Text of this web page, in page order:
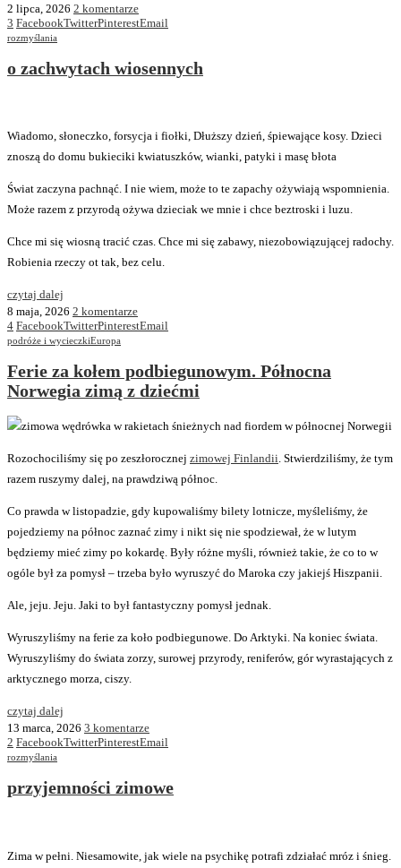
2 lipca, 2026 2 komentarze
3 FacebookTwitterPinterestEmail
rozmyślania
o zachwytach wiosennych
Wiadomo, słoneczko, forsycja i fiołki, Dłuższy dzień, śpiewające kosy. Dzieci
znoszą do domu bukieciki kwiatuszków, wianki, patyki i masę błota
Świat zaczyna pachnąć. I nie wiem, może to te zapachy ożywiają wspomnienia.
Może razem z przyrodą ożywa dzieciak we mnie i chce beztroski i luzu.
Chce mi się wiosną tracić czas. Chce mi się zabawy, niezobowiązującej radochy.
Robienia rzeczy ot tak, bez celu.
czytaj dalej
8 maja, 2026 2 komentarze
4 FacebookTwitterPinterestEmail
podróże i wycieczkiEuropa
Ferie za kołem podbiegunowym. Północna
Norwegia zimą z dziećmi
Rozochociliśmy się po zeszłorocznej zimowej Finlandii. Stwierdziliśmy, że tym
razem ruszymy dalej, na prawdziwą północ.
Co prawda w listopadzie, gdy kupowaliśmy bilety lotnicze, myśleliśmy, że
pojedziemy na północ zaznać zimy i nikt się nie spodziewał, że w lutym
będziemy mieć zimy po kokardę. Były różne myśli, również takie, że co to w
ogóle był za pomysł – trzeba było wyruszyć do Maroka czy jakiejś Hiszpanii.
Ale, jeju. Jeju. Jaki to był fantastyczny pomysł jednak.
Wyruszyliśmy na ferie za koło podbiegunowe. Do Arktyki. Na koniec świata.
Wyruszyliśmy do świata zorzy, surowej przyrody, reniferów, gór wyrastających z
arktycznego morza, ciszy.
czytaj dalej
13 marca, 2026 3 komentarze
2 FacebookTwitterPinterestEmail
rozmyślania
przyjemności zimowe
Zima w pełni. Niesamowite, jak wiele na psychikę potrafi zdziałać mróz i śnieg.